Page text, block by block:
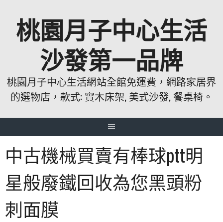
桃園月子中心生活
沙發第一品牌
桃園月子中心生活網站全館免運費，網路家居界
的選物店，款式: 實木床架, 美式沙發, 餐桌椅。
中古機械買賣有棒球ptt明
星般廢鐵回收為您黑頭粉
刺面膜